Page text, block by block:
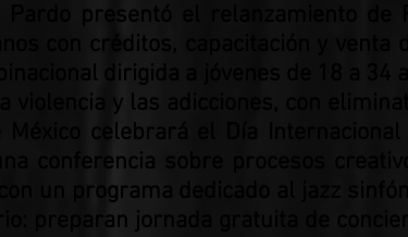
Pardo presentó el relanzamiento de
con créditos, capacitación y venta
dirigida a jóvenes de 18 a 34
violencia y las adicciones, con
celebrará el Día
conferencia sobre procesos
un programa dedicado al jazz
preparan jornada gratuita de